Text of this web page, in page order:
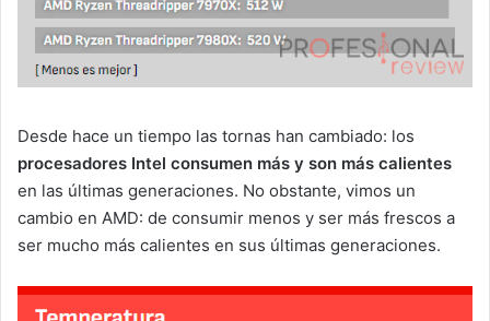
Desde hace un tiempo las tornas han cambiado: los
procesadores Intel consumen más y son más calientes
en las últimas generaciones. No obstante, vimos un
cambio en AMD: de consumir menos y ser más frescos a
ser mucho más calientes en sus últimas generaciones.